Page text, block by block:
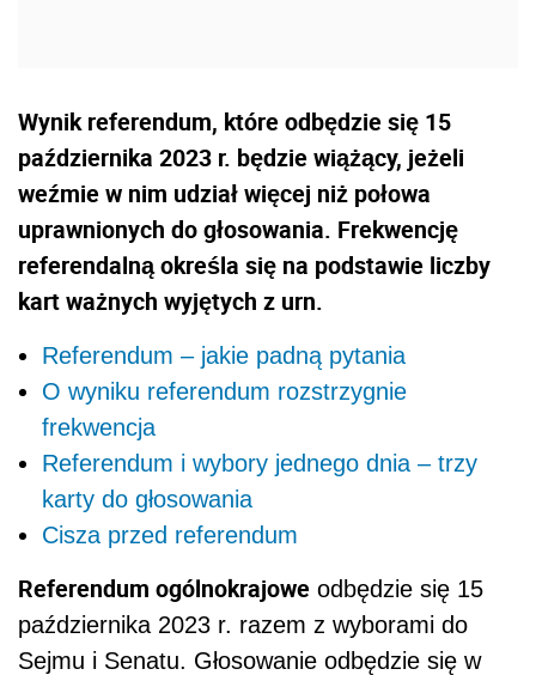
Wynik referendum, które odbędzie się 15
października 2023 r. będzie wiążący, jeżeli
weźmie w nim udział więcej niż połowa
uprawnionych do głosowania. Frekwencję
referendalną określa się na podstawie liczby
kart ważnych wyjętych z urn.
Referendum – jakie padną pytania
O wyniku referendum rozstrzygnie
frekwencja
Referendum i wybory jednego dnia – trzy
karty do głosowania
Cisza przed referendum
Referendum ogólnokrajowe odbędzie się 15
października 2023 r. razem z wyborami do
Sejmu i Senatu. Głosowanie odbędzie się w